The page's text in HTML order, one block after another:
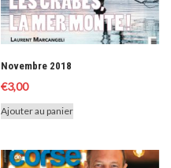
Novembre 2018
€3,00
Ajouter au panier